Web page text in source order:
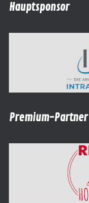
Hauptsponsor
Premium-Partner